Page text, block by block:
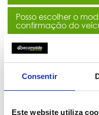
Consentir
Este website utiliza
Posso escolher o
confirmação do
A Ecomobile tem
para o aluguer da
O que é o AdBlue®?
Ecomobile?